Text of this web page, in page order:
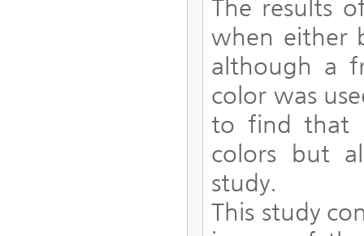
The results
when either
although a
color was
to find that
colors but
study.
This study